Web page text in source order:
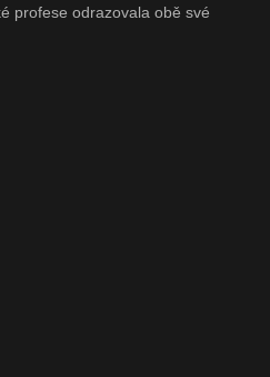
profese odrazovala obě své